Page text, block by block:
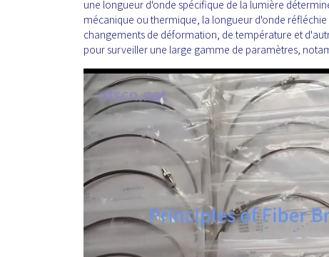
une longueur d'onde spécifique de la lumière
mécanique ou thermique, la longueur d'onde
changements de déformation, de température et
pour surveiller une large gamme de paramètres,